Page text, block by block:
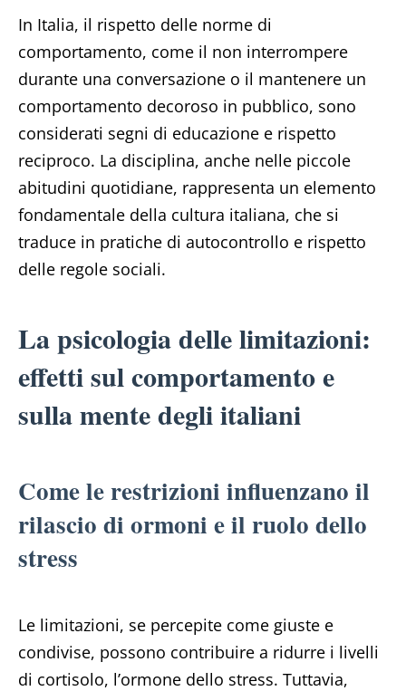
In Italia, il rispetto delle norme di
comportamento, come il non interrompere
durante una conversazione o il mantenere un
comportamento decoroso in pubblico, sono
considerati segni di educazione e rispetto
reciproco. La disciplina, anche nelle piccole
abitudini quotidiane, rappresenta un elemento
fondamentale della cultura italiana, che si
traduce in pratiche di autocontrollo e rispetto
delle regole sociali.
La psicologia delle limitazioni:
effetti sul comportamento e
sulla mente degli italiani
Come le restrizioni influenzano il
rilascio di ormoni e il ruolo dello
stress
Le limitazioni, se percepite come giuste e
condivise, possono contribuire a ridurre i livelli
di cortisolo, l’ormone dello stress. Tuttavia,